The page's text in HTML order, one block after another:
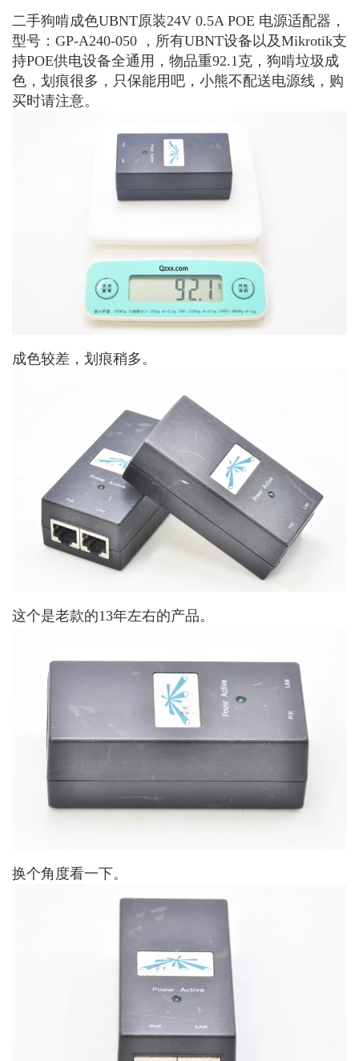
二手狗啃成色UBNT原装24V 0.5A POE 电源适配器，
型号：GP-A240-050 ，所有UBNT设备以及Mikrotik支
持POE供电设备全通用，物品重92.1克，狗啃垃圾成
色，划痕很多，只保能用吧，小熊不配送电源线，购
买时请注意。
成色较差，划痕稍多。
这个是老款的13年左右的产品。
换个角度看一下。